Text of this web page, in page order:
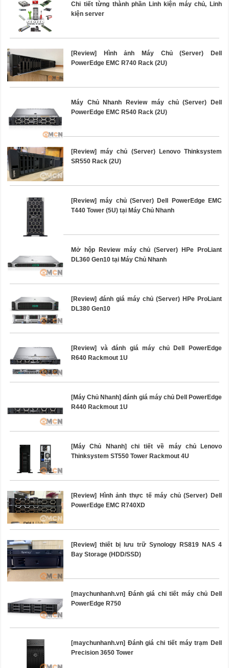
Chi tiết từng thành phần Linh kiện máy chủ, Linh
kiện server
[Review] Hình ảnh Máy Chủ (Server) Dell
PowerEdge EMC R740 Rack (2U)
Máy Chủ Nhanh Review máy chủ (Server) Dell
PowerEdge EMC R540 Rack (2U)
[Review] máy chủ (Server) Lenovo Thinksystem
SR550 Rack (2U)
[Review] máy chủ (Server) Dell PowerEdge EMC
T440 Tower (5U) tại Máy Chủ Nhanh
Mở hộp Review máy chủ (Server) HPe ProLiant
DL360 Gen10 tại Máy Chủ Nhanh
[Review] đánh giá máy chủ (Server) HPe ProLiant
DL380 Gen10
[Review] và đánh giá máy chủ Dell PowerEdge
R640 Rackmout 1U
[Máy Chủ Nhanh] đánh giá máy chủ Dell PowerEdge
R440 Rackmout 1U
[Máy Chủ Nhanh] chi tiết về máy chủ Lenovo
Thinksystem ST550 Tower Rackmout 4U
[Review] Hình ảnh thực tế máy chủ (Server) Dell
PowerEdge EMC R740XD
[Review] thiết bị lưu trữ Synology RS819 NAS 4
Bay Storage (HDD/SSD)
[maychunhanh.vn] Đánh giá chi tiết máy chủ Dell
PowerEdge R750
[maychunhanh.vn] Đánh giá chi tiết máy trạm Dell
Precision 3650 Tower